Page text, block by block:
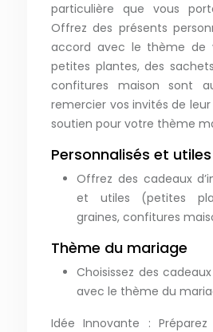
particulière que vous
Offrez des présents
accord avec le thème de
petites plantes, des
confitures maison sont
remercier vos invités de
soutien pour votre thème
Personnalisés et utiles
Offrez des cadeaux
et utiles (petites
graines, confitures
Thème du mariage
Choisissez des
avec le thème du
Idée Innovante :